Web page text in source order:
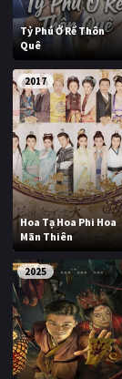
Tỷ Phú Ở Rể Thôn
Quê
2017
Hoa Tạ Hoa Phi Hoa
Mãn Thiên
2025